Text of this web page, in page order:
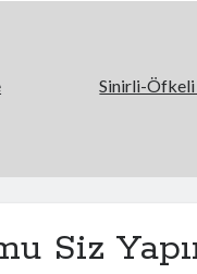
Sinirli-Öfkeli
Siz